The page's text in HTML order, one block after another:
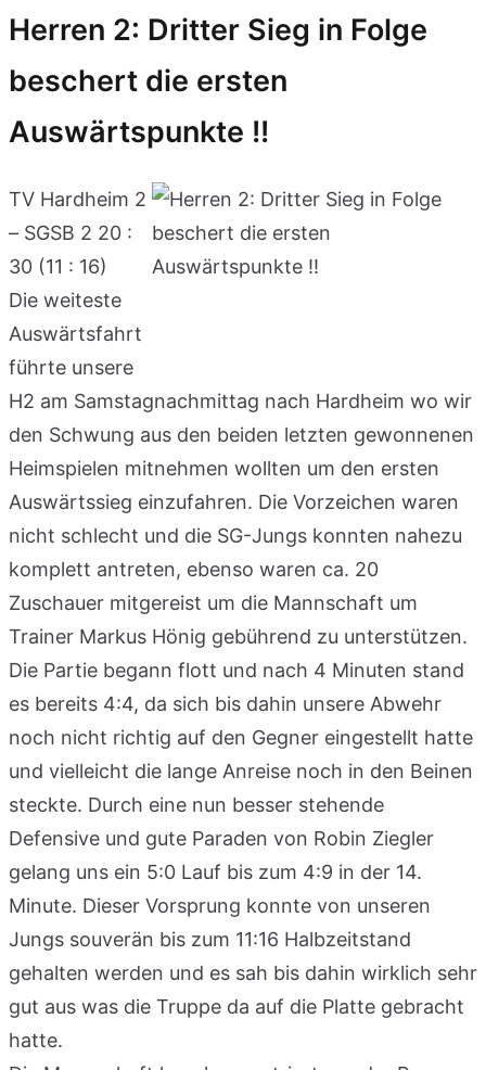
Herren 2: Dritter Sieg in Folge
beschert die ersten
Auswärtspunkte !!
TV Hardheim 2
– SGSB 2 20 :
30 (11 : 16)
Die weiteste
Auswärtsfahrt
führte unsere
H2 am Samstagnachmittag nach Hardheim wo wir
den Schwung aus den beiden letzten gewonnenen
Heimspielen mitnehmen wollten um den ersten
Auswärtssieg einzufahren. Die Vorzeichen waren
nicht schlecht und die SG-Jungs konnten nahezu
komplett antreten, ebenso waren ca. 20
Zuschauer mitgereist um die Mannschaft um
Trainer Markus Hönig gebührend zu unterstützen.
Die Partie begann flott und nach 4 Minuten stand
es bereits 4:4, da sich bis dahin unsere Abwehr
noch nicht richtig auf den Gegner eingestellt hatte
und vielleicht die lange Anreise noch in den Beinen
steckte. Durch eine nun besser stehende
Defensive und gute Paraden von Robin Ziegler
gelang uns ein 5:0 Lauf bis zum 4:9 in der 14.
Minute. Dieser Vorsprung konnte von unseren
Jungs souverän bis zum 11:16 Halbzeitstand
gehalten werden und es sah bis dahin wirklich sehr
gut aus was die Truppe da auf die Platte gebracht
hatte.